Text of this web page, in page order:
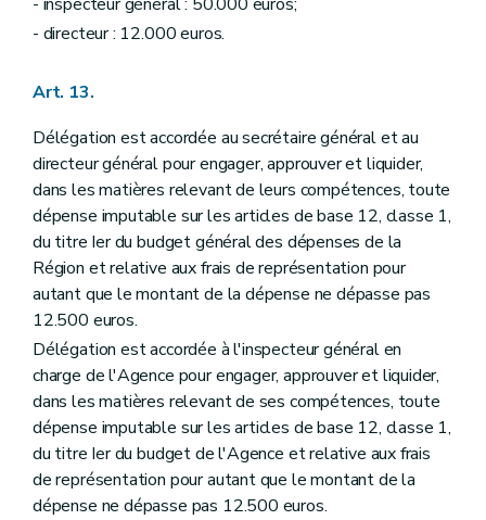
- directeur : 12.000 euros.
Art. 13.
Délégation est accordée au secrétaire général et au
directeur général pour engager, approuver et liquider,
dans les matières relevant de leurs compétences, toute
dépense imputable sur les articles de base 12, classe 1,
du titre Ier du budget général des dépenses de la
Région et relative aux frais de représentation pour
autant que le montant de la dépense ne dépasse pas
12.500 euros.
Délégation est accordée à l'inspecteur général en
charge de l'Agence pour engager, approuver et liquider,
dans les matières relevant de ses compétences, toute
dépense imputable sur les articles de base 12, classe 1,
du titre Ier du budget de l'Agence et relative aux frais
de représentation pour autant que le montant de la
dépense ne dépasse pas 12.500 euros.